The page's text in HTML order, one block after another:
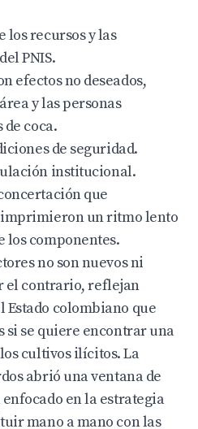
recursos y las
PNIS.
efectos no deseados,
y las personas
de coca.
de seguridad.
institucional.
que
un ritmo lento
los componentes.
no son nuevos ni
el contrario, reflejan
Estado colombiano que
si se quiere encontrar una
cultivos ilícitos. La
abrió una ventana de
en la estrategia
mano a mano con las